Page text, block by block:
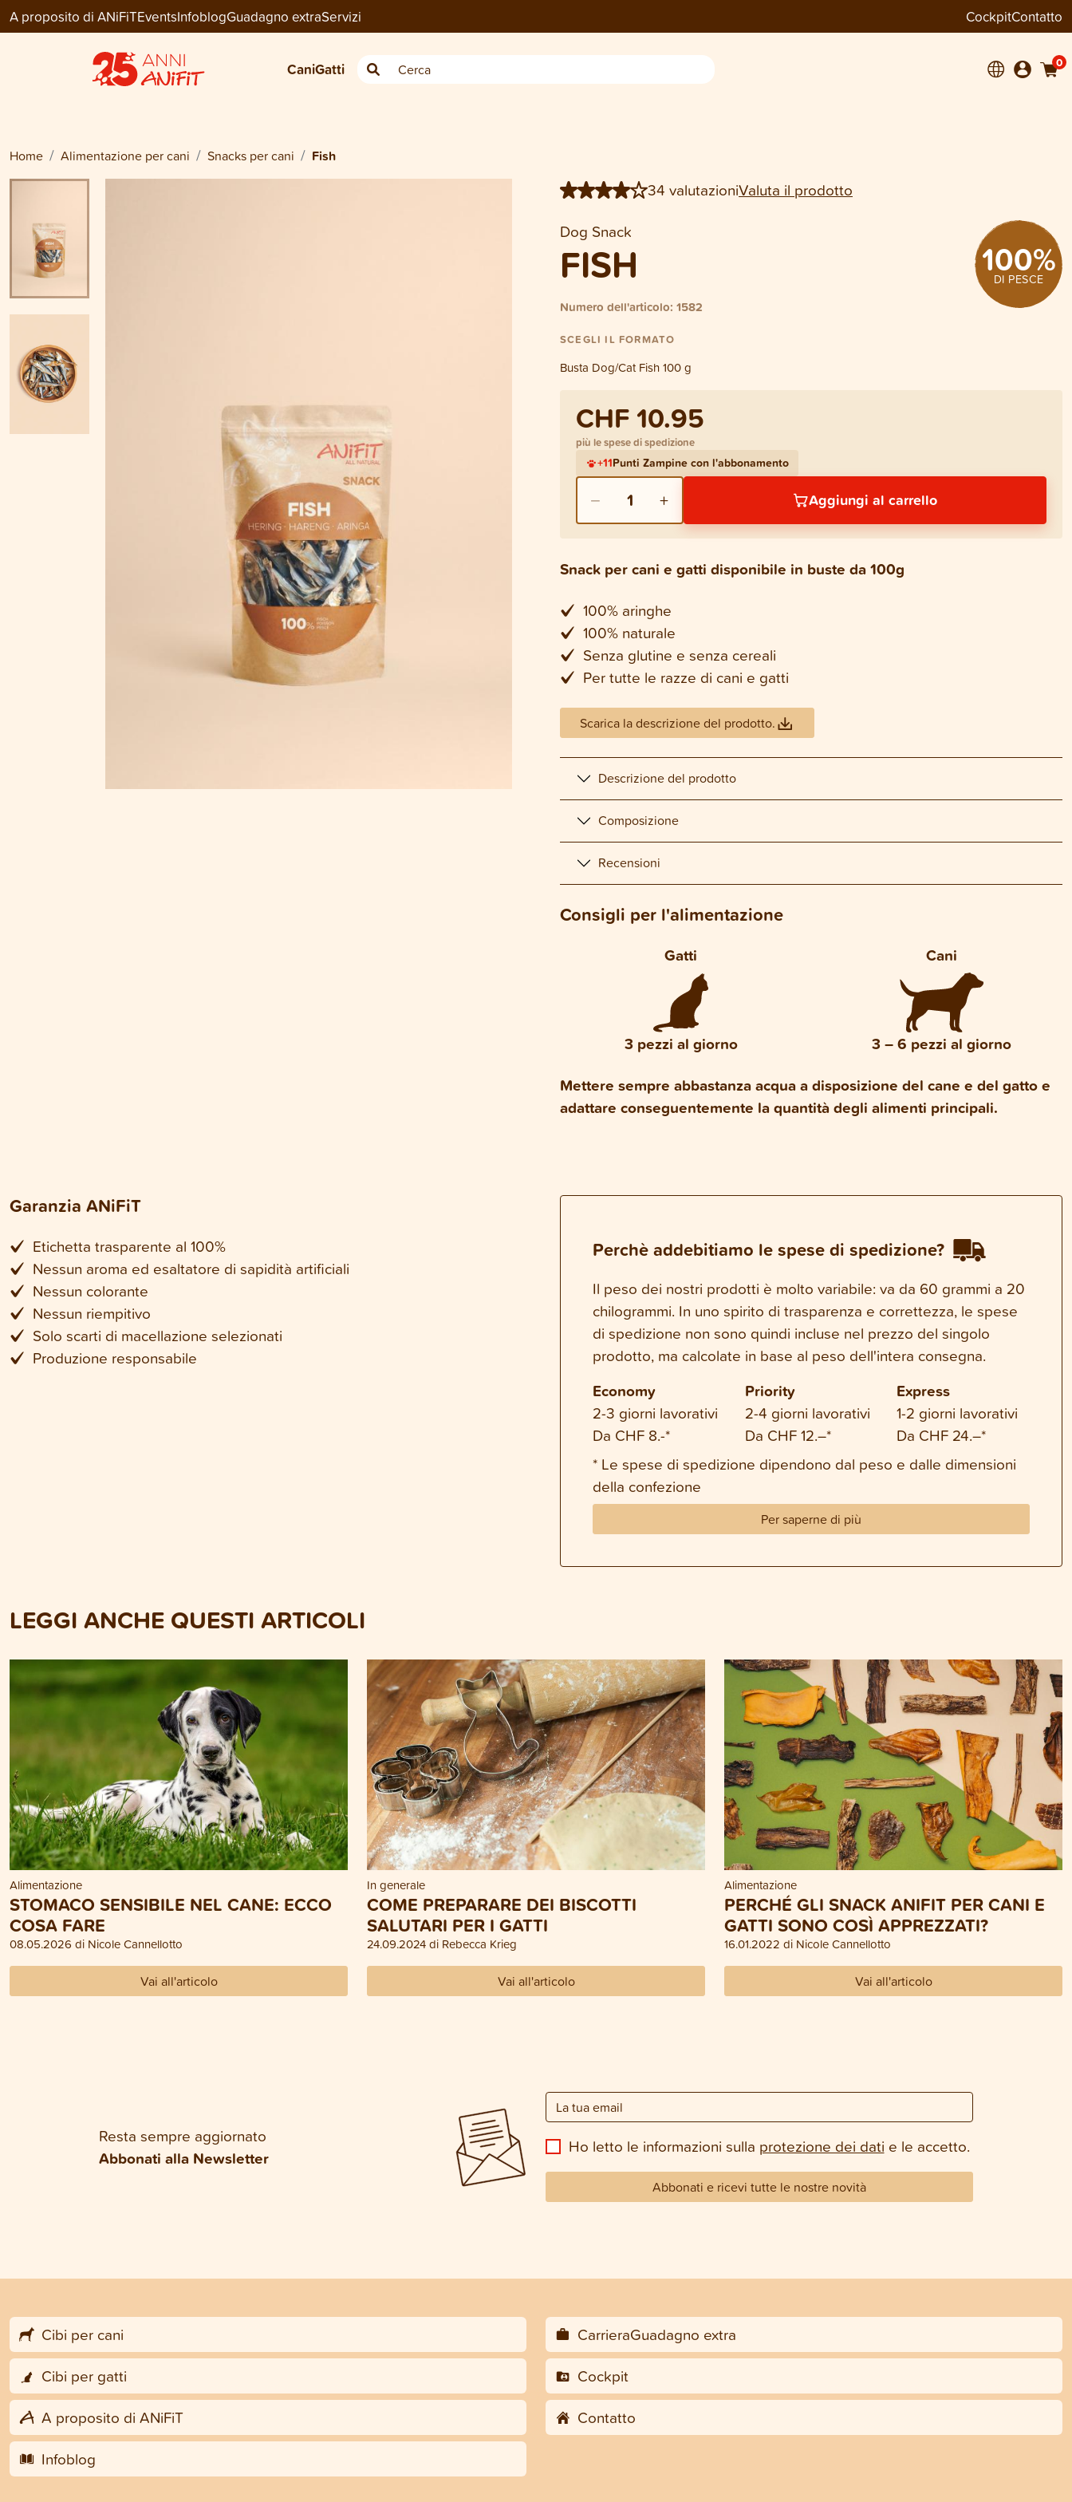
A proposito di ANiFiTEventsInfoblogGuadagno extraServizi CockpitContatto
CaniGatti 0
Dog Snack
FISH
CHF 10.95
Busta Dog/Cat Fish 100 g −
Home Alimentazione per cani Snacks per cani Fish
34 valutazioniValuta il prodotto
Dog Snack
FISH
Numero dell'articolo: 1582
100%
DI PESCE
SCEGLI IL FORMATO
Busta Dog/Cat Fish 100 g
CHF 10.95
più le spese di spedizione
+11Punti Zampine con l'abbonamento
− 1 + Aggiungi al carrello
Snack per cani e gatti disponibile in buste da 100g
100% aringhe
100% naturale
Senza glutine e senza cereali
Per tutte le razze di cani e gatti
Scarica la descrizione del prodotto.
Descrizione del prodotto
Composizione
Recensioni
Consigli per l'alimentazione
Gatti Cani
3 pezzi al giorno
3 – 6 pezzi al giorno
Mettere sempre abbastanza acqua a disposizione del cane e del gatto e
adattare conseguentemente la quantità degli alimenti principali.
Garanzia ANiFiT
Etichetta trasparente al 100%
Nessun aroma ed esaltatore di sapidità artificiali
Nessun colorante
Nessun riempitivo
Solo scarti di macellazione selezionati
Produzione responsabile
Perchè addebitiamo le spese di spedizione?
Il peso dei nostri prodotti è molto variabile: va da 60 grammi a 20
chilogrammi. In uno spirito di trasparenza e correttezza, le spese
di spedizione non sono quindi incluse nel prezzo del singolo
prodotto, ma calcolate in base al peso dell'intera consegna.
Economy
2-3 giorni lavorativi
Da CHF 8.-*
Priority
2-4 giorni lavorativi
Da CHF 12.–*
Express
1-2 giorni lavorativi
Da CHF 24.–*
* Le spese di spedizione dipendono dal peso e dalle dimensioni
della confezione
Per saperne di più
LEGGI ANCHE QUESTI ARTICOLI
Alimentazione
STOMACO SENSIBILE NEL CANE: ECCO
COSA FARE
08.05.2026 di Nicole Cannellotto
Vai all'articolo
In generale
COME PREPARARE DEI BISCOTTI
SALUTARI PER I GATTI
24.09.2024 di Rebecca Krieg
Vai all'articolo
Alimentazione
PERCHÉ GLI SNACK ANIFIT PER CANI E
GATTI SONO COSÌ APPREZZATI?
16.01.2022 di Nicole Cannellotto
Vai all'articolo
Resta sempre aggiornato
Abbonati alla Newsletter
Ho letto le informazioni sulla protezione dei dati e le accetto.
Abbonati e ricevi tutte le nostre novità
Cibi per cani
Cibi per gatti
A proposito di ANiFiT
Infoblog
CarrieraGuadagno extra
Cockpit
Contatto